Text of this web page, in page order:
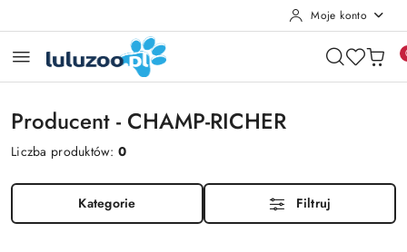
Moje konto
Producent - CHAMP-RICHER
Liczba produktów:0
Kategorie Filtruj